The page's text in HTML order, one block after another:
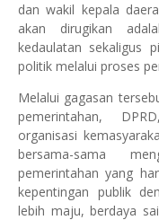
dan wakil kepala
akan dirugikan
kedaulatan sekaligus
politik melalui proses
Melalui gagasan
pemerintahan,
organisasi
bersama-sama
pemerintahan yang
kepentingan publik
lebih maju, berdaya